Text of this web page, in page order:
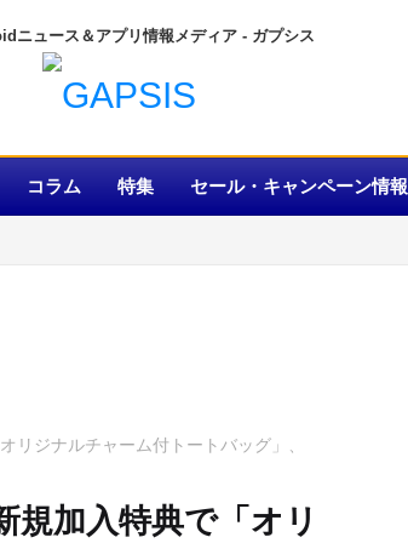
ニュース＆アプリ情報メディア
コラム 特集 セール・キャンペーン情報
リジナルチャーム付トートバッグ」、
規加入特典で「オリ